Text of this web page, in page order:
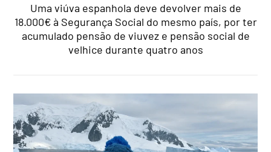
Uma viúva espanhola deve devolver mais de
18.000€ à Segurança Social do mesmo país, por ter
acumulado pensão de viuvez e pensão social de
velhice durante quatro anos